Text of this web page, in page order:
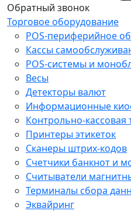
Обратный звонок
Торговое оборудование
POS-периферийное
Кассы
POS-системы и
Весы
Детекторы валют
Информационные
Контрольно-кассовая
Принтеры этикеток
Сканеры штрих-кодов
Счетчики банкнот и
Считыватели
Терминалы сбора
Эквайринг